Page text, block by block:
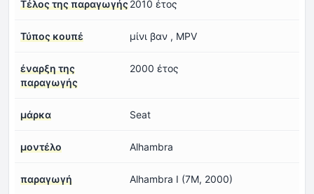
Τέλος της παραγωγής2010 έτος
Τύπος κουπέ μίνι βαν , MPV
έναρξη της
παραγωγής
2000 έτος
μάρκα Seat
μοντέλο Alhambra
παραγωγή Alhambra I (7M, 2000)